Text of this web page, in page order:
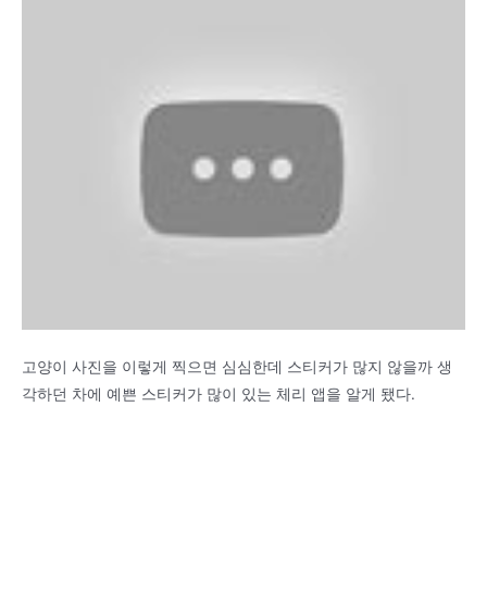
고양이 사진을 이렇게 찍으면 심심한데 스티커가 많지 않을까 생
각하던 차에 예쁜 스티커가 많이 있는 체리 앱을 알게 됐다.